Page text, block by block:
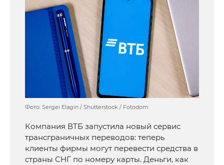
Фото: Sergei Elagin / Shutterstock / Fotodom
Компания ВТБ запустила новый сервис
трансграничных переводов: теперь
клиенты фирмы могут перевести средства в
страны СНГ по номеру карты. Деньги, как